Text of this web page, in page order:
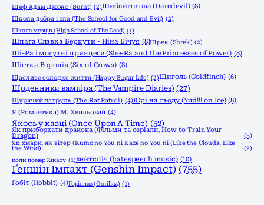
Шеф Адам Джонс (Burnt) (2)Шибайголова (Daredevil) (8)
Школа добра і зла (The School for Good and Evil) (2)
Школа мерців (High School of The Dead) (1)
Шпага Славка Беркути - Ніна Бічуя (8)Шрек (Shrek) (2)
Ші-Ра і могутні принцеси (She-Ra and the Princesses of Power) (8)
Шістка Воронів (Six of Crows) (8)
Щасливе солодке життя (Happy Sugar Life) (2)Щиголь (Goldfinch) (6)
Щоденники вампіра (The Vampire Diaries) (27)
Щурячий патруль (The Rat Patrol) (4)Юрі на льоду (Yuri!!! on Ice) (8)
Я (Романтика) М. Хвильовий (4)
Якось у казці (Once Upon A Time) (52)
Як приборкати дракона (Фільми та серіали, How to Train Your
Dragon) (5)
Як хмари, як вітер (Kumo no You ni Kaze no You ni (Like the Clouds, Like
the Wind)
(2)
коли помер Хікару (1)хейтспіч (hatespeech music) (10)
Ґеншін Імпакт (Genshin Impact) (755)
Ґобіт (Hobbit) (4)Ґоріллаз (Gorillaz) (1)